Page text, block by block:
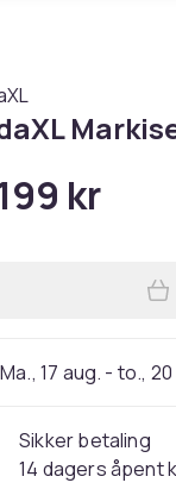
kr
Ma., 17 aug. - to.,
Sikker betaling
14 dagers åpent